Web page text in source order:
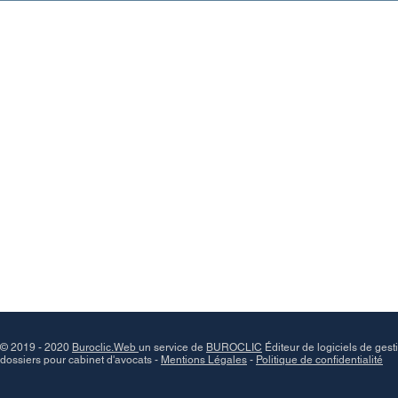
© 2019 - 2020 Buroclic.Web un service de BUROCLIC Éditeur de logiciels de
dossiers pour cabinet d'avocats - Mentions Légales - Politique de confidentialité